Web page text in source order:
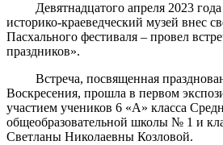
Девятнадцатого апреля 2023 года
историко-краеведческий музей внес
Пасхального фестиваля – провел
праздников».
Встреча, посвященная
Воскресения, прошла в первом
участием учеников 6 «А» класса
общеобразовательной школы № 1 и
Светланы Николаевны Козловой.